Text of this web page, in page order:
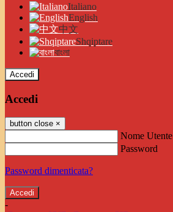
Italiano
English
中文
Shqiptare
বাংলা
Accedi
Accedi
button close ×
Nome Utente
Password
Password dimenticata?
-